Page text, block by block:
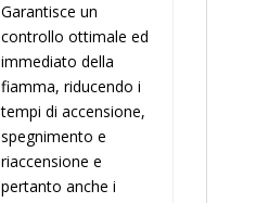
Garantisce un
controllo ottimale ed
immediato della
fiamma, riducendo i
tempi di accensione,
spegnimento e
riaccensione e
pertanto anche i